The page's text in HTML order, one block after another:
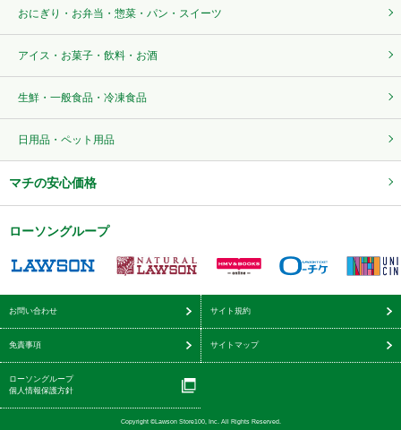
おにぎり・お弁当・惣菜・パン・スイーツ
アイス・お菓子・飲料・お酒
生鮮・一般食品・冷凍食品
日用品・ペット用品
マチの安心価格
ローソングループ
お問い合わせ サイト規約
免責事項 サイトマップ
ローソングループ
個人情報保護方針
Copyright ©Lawson Store100, Inc. All Rights Reserved.